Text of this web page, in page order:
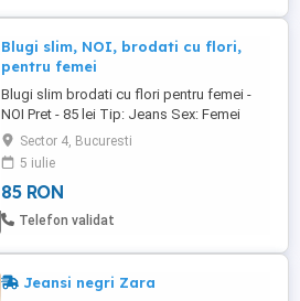
Blugi slim, NOI, brodati cu flori,
pentru femei
Blugi slim brodati cu flori pentru femei -
NOI Pret - 85 lei Tip: Jeans Sex: Femei
Material: Denim Marimea - M NU TRIMIT
IN TARA Predarea personala in Bucuresti
Sector 4, Bucuresti
5 iulie
85 RON
Telefon validat
Jeansi negri Zara